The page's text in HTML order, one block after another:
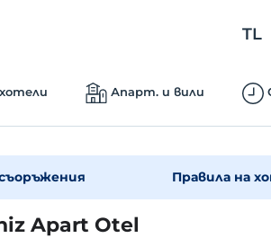
TL
Апарт. и вили
Правила на
Apart Otel